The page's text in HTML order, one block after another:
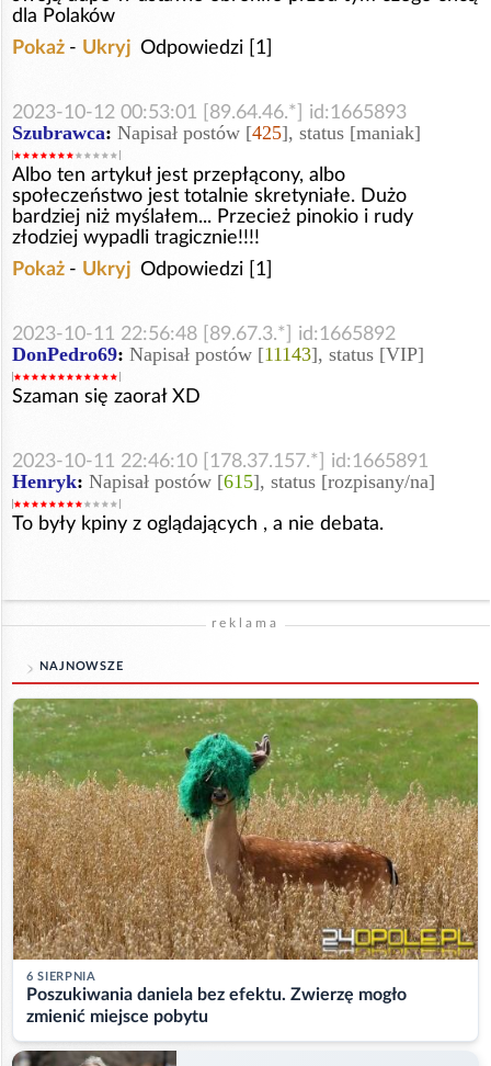
dla Polaków
Pokaż - Ukryj Odpowiedzi [1]
2023-10-12 00:53:01 [89.64.46.*] id:1665893
Szubrawca: Napisał postów [425], status [maniak]
Albo ten artykuł jest przepłącony, albo
społeczeństwo jest totalnie skretyniałe. Dużo
bardziej niż myślałem... Przecież pinokio i rudy
złodziej wypadli tragicznie!!!!
Pokaż - Ukryj Odpowiedzi [1]
2023-10-11 22:56:48 [89.67.3.*] id:1665892
DonPedro69: Napisał postów [11143], status [VIP]
Szaman się zaorał XD
2023-10-11 22:46:10 [178.37.157.*] id:1665891
Henryk: Napisał postów [615], status [rozpisany/na]
To były kpiny z oglądających , a nie debata.
reklama
NAJNOWSZE
6 SIERPNIA
Poszukiwania daniela bez efektu. Zwierzę mogło
zmienić miejsce pobytu